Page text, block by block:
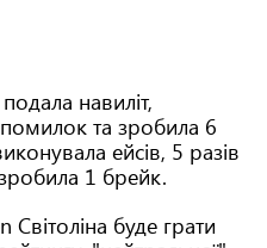
навиліт,
та зробила 6
ейсів, 5 разів
1 брейк.
Світоліна буде грати